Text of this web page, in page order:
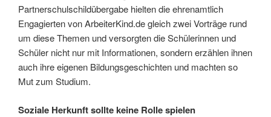
Partnerschulschildübergabe hielten die ehrenamtlich
Engagierten von ArbeiterKind.de gleich zwei Vorträge rund
um diese Themen und versorgten die Schülerinnen und
Schüler nicht nur mit Informationen, sondern erzählen ihnen
auch ihre eigenen Bildungsgeschichten und machten so
Mut zum Studium.
Soziale Herkunft sollte keine Rolle spielen